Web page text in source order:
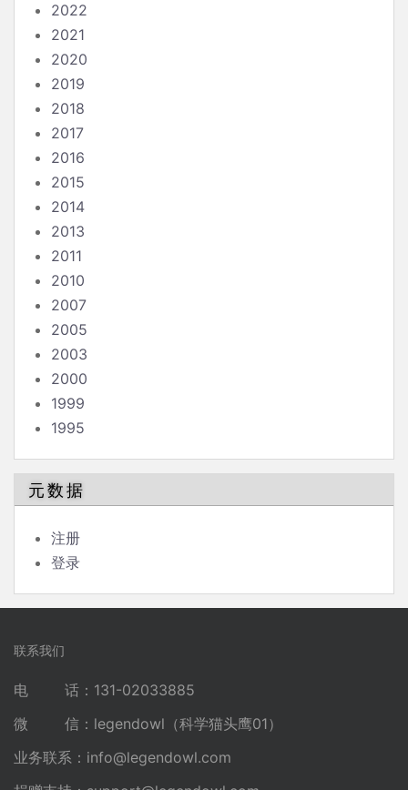
2022
2021
2020
2019
2018
2017
2016
2015
2014
2013
2011
2010
2007
2005
2003
2000
1999
1995
元数据
注册
登录
联系我们
电 话：131-02033885
微 信：legendowl（科学猫头鹰01）
业务联系： info@legendowl.com